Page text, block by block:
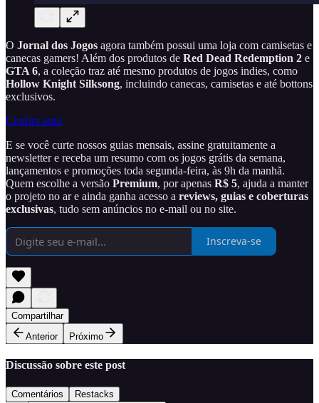
O Jornal dos Jogos agora também possui uma loja com camisetas e
canecas gamers! Além dos produtos de Red Dead Redemption 2 e
GTA 6, a coleção traz até mesmo produtos de jogos indies, como
Hollow Knight Silksong, incluindo canecas, camisetas e até bottons
exclusivos.
Confira aqui
E se você curte nossos guias mensais, assine gratuitamente a
newsletter e receba um resumo com os jogos grátis da semana,
lançamentos e promoções toda segunda-feira, às 9h da manhã.
Quem escolhe a versão Premium, por apenas R$ 5, ajuda a manter
o projeto no ar e ainda ganha acesso a reviews, guias e coberturas
exclusivas, tudo sem anúncios no e-mail ou no site.
Inscreva-se
Compartilhar
Anterior
Próximo
Discussão sobre este post
Comentários Restacks